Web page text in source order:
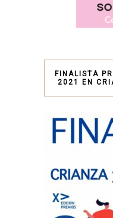
FINALISTA
2021 EN